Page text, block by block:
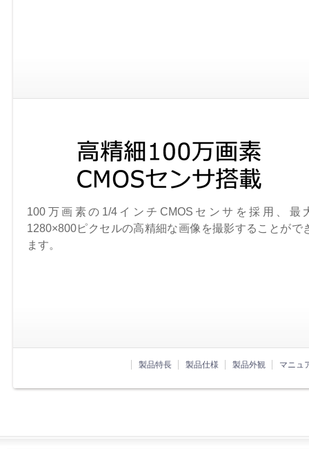
100万画素の1/4インチCMOSセンサを採用、最
1280×800ピクセルの高精細な画像を撮影することがで
ます。
製品特長 製品仕様 製品外観 マニュ